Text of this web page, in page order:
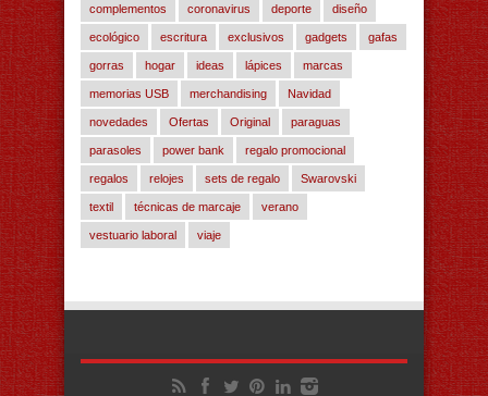
complementos coronavirus deporte diseño
ecológico escritura exclusivos gadgets gafas
gorras hogar ideas lápices marcas
memorias USB merchandising Navidad
novedades Ofertas Original paraguas
parasoles power bank regalo promocional
regalos relojes sets de regalo Swarovski
textil técnicas de marcaje verano
vestuario laboral viaje